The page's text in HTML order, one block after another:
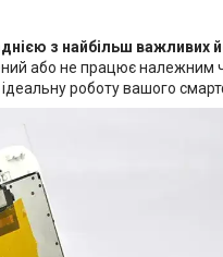
з найбільш важливих
або не працює належним
роботу вашого